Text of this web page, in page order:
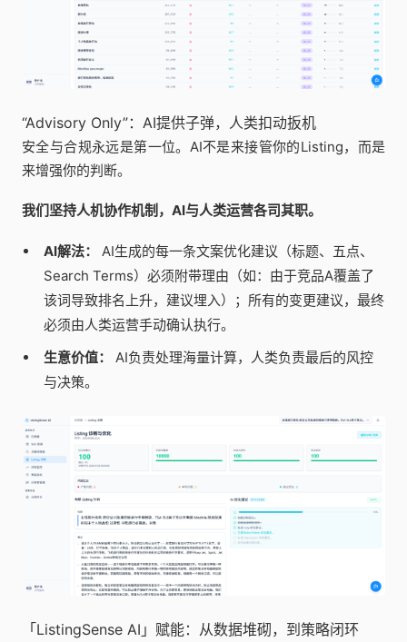
“Advisory Only”：AI提供子弹，人类扣动扳机
安全与合规永远是第一位。AI不是来接管你的Listing，而是
来增强你的判断。
我们坚持人机协作机制，AI与人类运营各司其职。
AI解法：
AI生成的每一条文案优化建议（标题、五点、
Search Terms）必须附带理由（如：由于竞品A覆盖了
该词导致排名上升，建议埋入）；所有的变更建议，最终
必须由人类运营手动确认执行。
生意价值：
AI负责处理海量计算，人类负责最后的风控
与决策。
「ListingSense AI」赋能：从数据堆砌，到策略闭环